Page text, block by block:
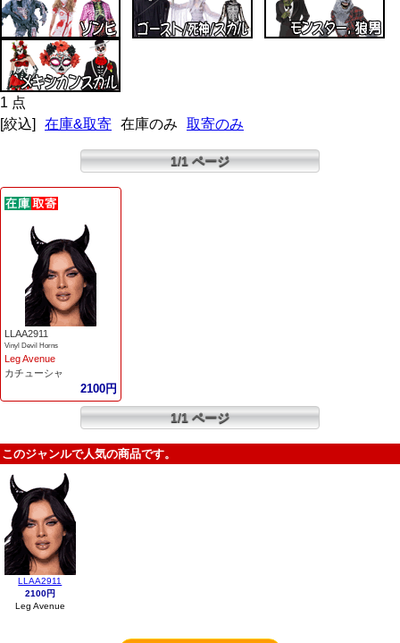
1 点
[絞込]
在庫&取寄 在庫のみ 取寄のみ
1/1 ページ
LLAA2911
Vinyl Devil Horns
Leg Avenue
カチューシャ
2100円
1/1 ページ
このジャンルで人気の商品です。
LLAA2911
2100円
Leg Avenue